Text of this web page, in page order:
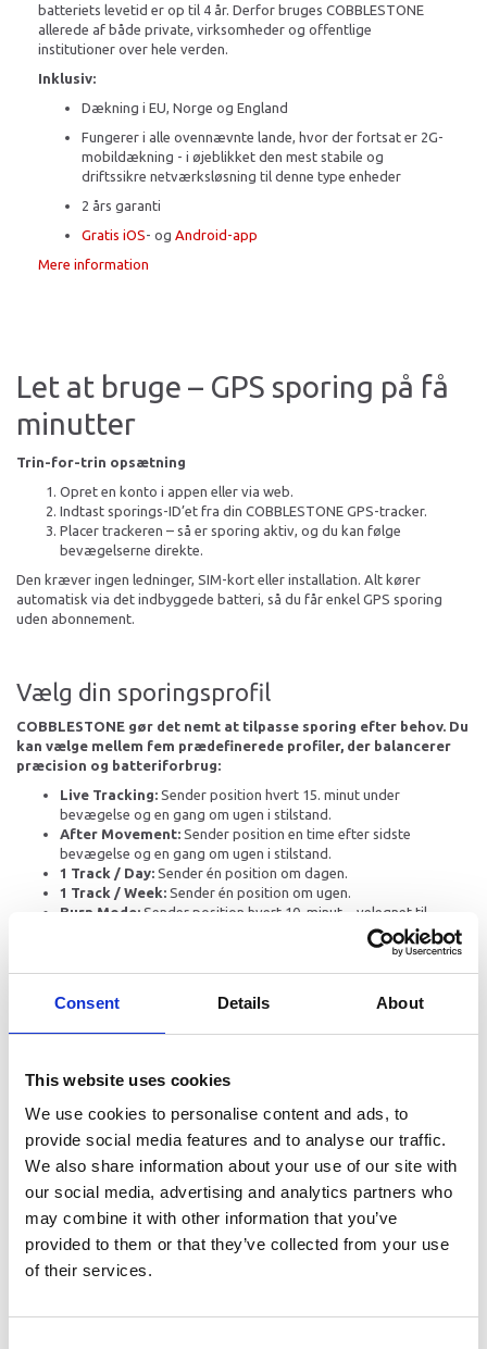
Consent Details About
This website uses cookies
We use cookies to personalise content and ads, to
provide social media features and to analyse our traffic.
We also share information about your use of our site with
our social media, advertising and analytics partners who
may combine it with other information that you’ve
provided to them or that they’ve collected from your use
of their services.
batteriets levetid er op til 4 år. Derfor bruges COBBLESTONE
allerede af både private, virksomheder og offentlige
institutioner over hele verden.
Inklusiv:
Dækning i EU, Norge og England
Fungerer i alle ovennævnte lande, hvor der fortsat er 2G-
mobildækning - i øjeblikket den mest stabile og
driftssikre netværksløsning til denne type enheder
2 års garanti
Gratis iOS- og Android-app
Mere information
Let at bruge – GPS sporing på få
minutter
Trin-for-trin opsætning
Opret en konto i appen eller via web.
Indtast sporings-ID’et fra din COBBLESTONE GPS-tracker.
Placer trackeren – så er sporing aktiv, og du kan følge
bevægelserne direkte.
Den kræver ingen ledninger, SIM-kort eller installation. Alt kører
automatisk via det indbyggede batteri, så du får enkel GPS sporing
uden abonnement.
Vælg din sporingsprofil
COBBLESTONE gør det nemt at tilpasse sporing efter behov. Du
kan vælge mellem fem prædefinerede profiler, der balancerer
præcision og batteriforbrug:
Live Tracking: Sender position hvert 15. minut under
bevægelse og en gang om ugen i stilstand.
After Movement: Sender position en time efter sidste
bevægelse og en gang om ugen i stilstand.
1 Track / Day: Sender én position om dagen.
1 Track / Week: Sender én position om ugen.
Burn Mode: Sender position hvert 10. minut – velegnet til
Indstillingerne gør COBBLESTONE til en ideel GPS-tracker til bil, trailer,
afgørende.
Lang batterilevetid og robust
konstruktion
COBBLESTONE er designet til lang driftstid og høj holdbarhed. Med en
batterilevetid på op til 4 år fungerer trackeren stabilt i alle vejrforhold.
Det IP67-vandtætte kabinet beskytter effektivt mod støv, regn og
fugt, hvilket gør den velegnet til brug på biler, containere og
entreprenørmaskiner.
For at opnå den længst mulige batterilevetid anbefales det kun at
bruger væsentligt mere batteri.